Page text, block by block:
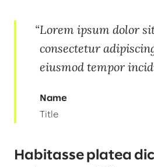
Lorem ipsum dolor
consectetur
eiusmod tempor
Name
Title
Habitasse platea